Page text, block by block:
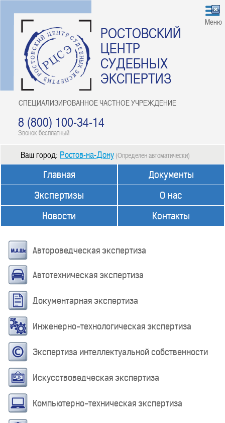
РОСТОВСКИЙ
ЦЕНТР
СУДЕБНЫХ
ЭКСПЕРТИЗ
СПЕЦИАЛИЗИРОВАННОЕ ЧАСТНОЕ УЧРЕЖДЕНИЕ
8 (800) 100-34-14
Звонок бесплатный
Меню
Ваш город: Ростов-на-Дону (Определен автоматически)
Главная
Экспертизы
Новости
Документы
О нас
Контакты
Автороведческая экспертиза
Автотехническая экспертиза
Документарная экспертиза
Инженерно-технологическая экспертиза
Экспертиза интеллектуальной собственности
Искусствоведческая экспертиза
Компьютерно-техническая экспертиза